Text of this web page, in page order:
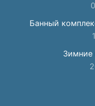
Банный
Зимние